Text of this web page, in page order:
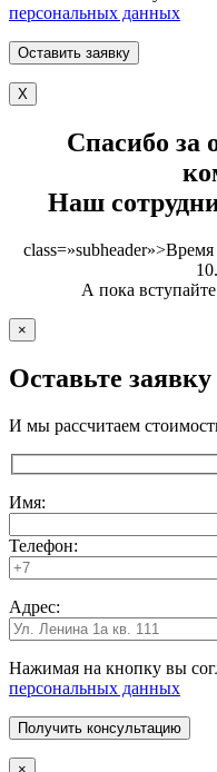
персональных данных
X
Спасибо за
Наш
А пока
×
Оставьте заявку
И мы рассчитаем
Имя:
Телефон:
Адрес:
Нажимая на кнопку вы
персональных данных